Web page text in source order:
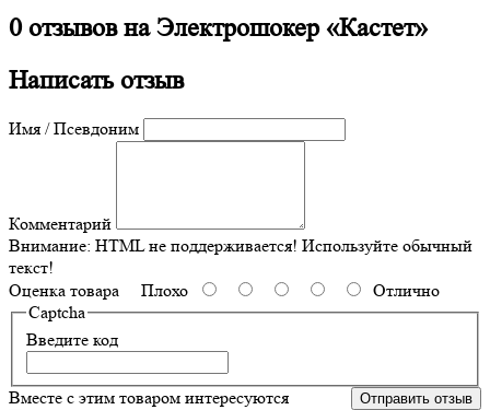
0 отзывов наЭлектрошокер «Кастет»
Написать отзыв
Имя / Псевдоним
Комментарий
Внимание: HTML не поддерживается! Используйте обычный
текст!
Оценка товара Плохо
Отлично
Captcha
Введите код
Отправить отзыв
Вместе с этим товаром интересуются